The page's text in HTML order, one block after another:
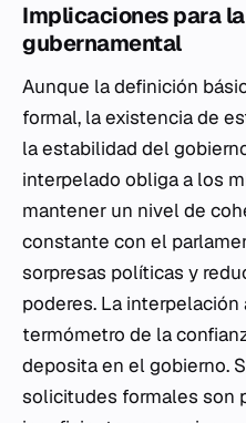
Implicaciones para
gubernamental
Aunque la definición
formal, la existencia de
la estabilidad del
interpelado obliga a los
mantener un nivel de
constante con el
sorpresas políticas y
poderes. La interpelación
termómetro de la
deposita en el gobierno.
solicitudes formales son